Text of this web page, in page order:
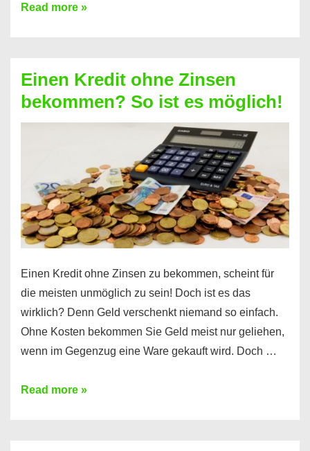
Ist
Festvertrag
für
jeden
erfahren
Sie
es
Read more »
Einen Kredit ohne Zinsen
bekommen? So ist es möglich!
Einen Kredit ohne Zinsen zu bekommen, scheint für
die meisten unmöglich zu sein! Doch ist es das
wirklich? Denn Geld verschenkt niemand so einfach.
Ohne Kosten bekommen Sie Geld meist nur geliehen,
wenn im Gegenzug eine Ware gekauft wird. Doch …
Einen
Read more »